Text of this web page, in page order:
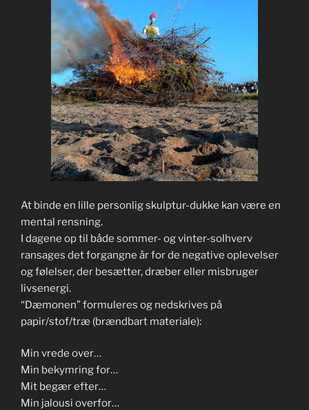
At binde en lille personlig skulptur-dukke kan være en
mental rensning.
I dagene op til både sommer- og vinter-solhverv
ransages det forgangne år for de negative oplevelser
og følelser, der besætter, dræber eller misbruger
livsenergi.
“Dæmonen” formuleres og nedskrives på
papir/stof/træ (brændbart materiale):
Min vrede over…
Min bekymring for…
Mit begær efter…
Min jalousi overfor…